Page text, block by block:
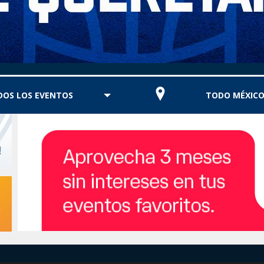
LOS EVENTOS TODO MÉXICO